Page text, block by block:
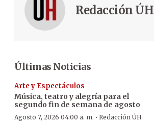
Redacción ÚH
Últimas Noticias
Arte y Espectáculos
Música, teatro y alegría para el
segundo fin de semana de agosto
Agosto 7, 2026 04:00 a. m. · Redacción ÚH